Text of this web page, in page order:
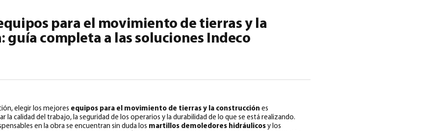
para el movimiento de tierras y la
guía completa a las soluciones Indeco
elegir los mejores equipos para el movimiento de tierras y la construcción es
la calidad del trabajo, la seguridad de los operarios y la durabilidad de lo que se está realizando.
en la obra se encuentran sin duda los martillos demoledores hidráulicos y los